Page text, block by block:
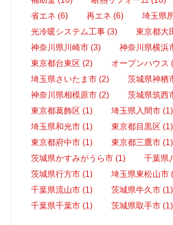
省エネ (6)
再エネ (6)
埼玉県
光冷暖システム工事 (3)
東京都大
神奈川県川崎市 (3)
神奈川県横浜
東京都台東区 (2)
オープンハウス
埼玉県さいたま市 (2)
茨城県神栖
神奈川県相模原市 (2)
茨城県筑西
東京都葛飾区 (1)
埼玉県入間市 (1)
埼玉県和光市 (1)
東京都目黒区 (1)
東京都府中市 (1)
東京都三鷹市 (1)
茨城県かすみがうら市 (1)
千葉県
茨城県行方市 (1)
埼玉県東松山市
千葉県流山市 (1)
茨城県牛久市 (1)
千葉県千葉市 (1)
茨城県取手市 (1)